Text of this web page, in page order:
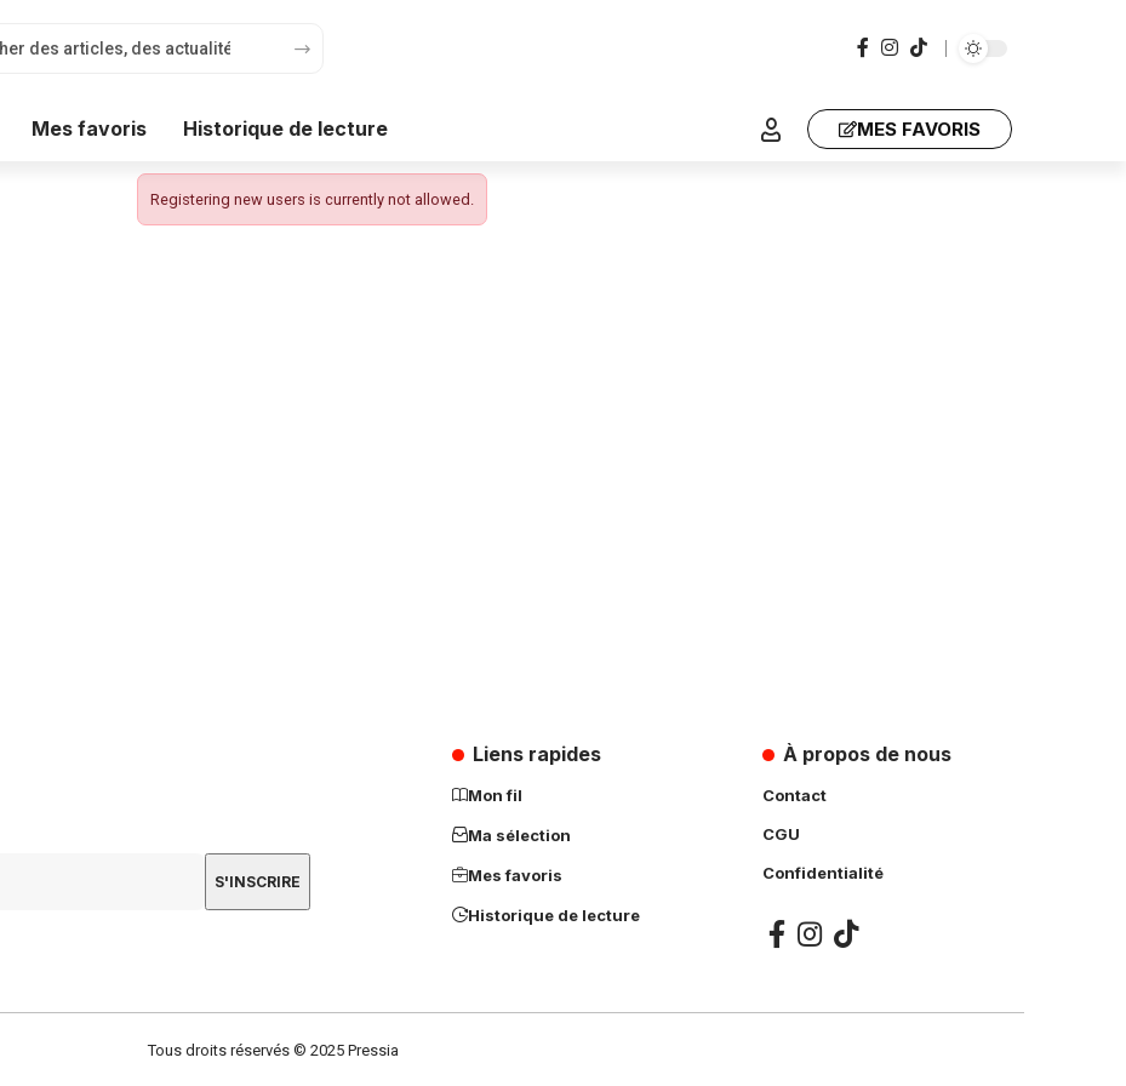
Mes favoris Historique de lecture MES FAVORIS
Registering new users is currently not allowed.
Liens rapides
Mon fil
Ma sélection
Mes favoris
Historique de lecture
À propos de nous
Contact
CGU
Confidentialité
Tous droits réservés © 2025 Pressia